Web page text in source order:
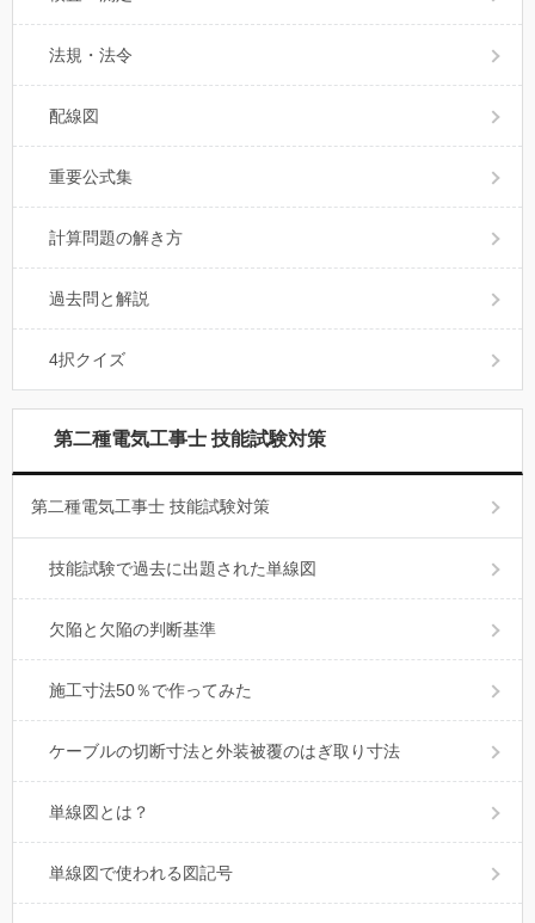
法規・法令
配線図
重要公式集
計算問題の解き方
過去問と解説
4択クイズ
第二種電気工事士 技能試験対策
第二種電気工事士 技能試験対策
技能試験で過去に出題された単線図
欠陥と欠陥の判断基準
施工寸法50％で作ってみた
ケーブルの切断寸法と外装被覆のはぎ取り寸法
単線図とは？
単線図で使われる図記号